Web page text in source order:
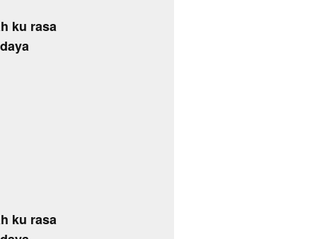
ku rasa
ku rasa